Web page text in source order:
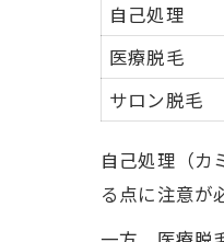
自己処理
医療脱毛
サロン脱毛
自己処理（カ
る点に注意が